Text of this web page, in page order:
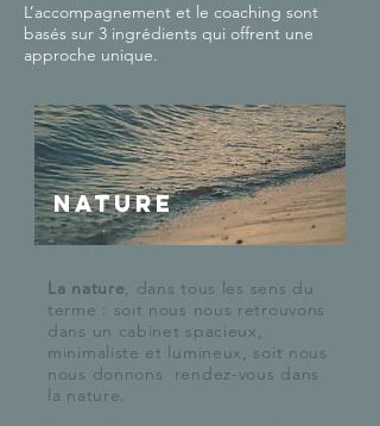
L’accompagnement et le coaching sont
basés sur 3 ingrédients qui offrent une
approche unique.
Nature
La nature, dans tous les sens du
terme : soit nous nous retrouvons
dans un cabinet spacieux,
minimaliste et lumineux, soit nous
nous donnons rendez-vous dans
la nature.